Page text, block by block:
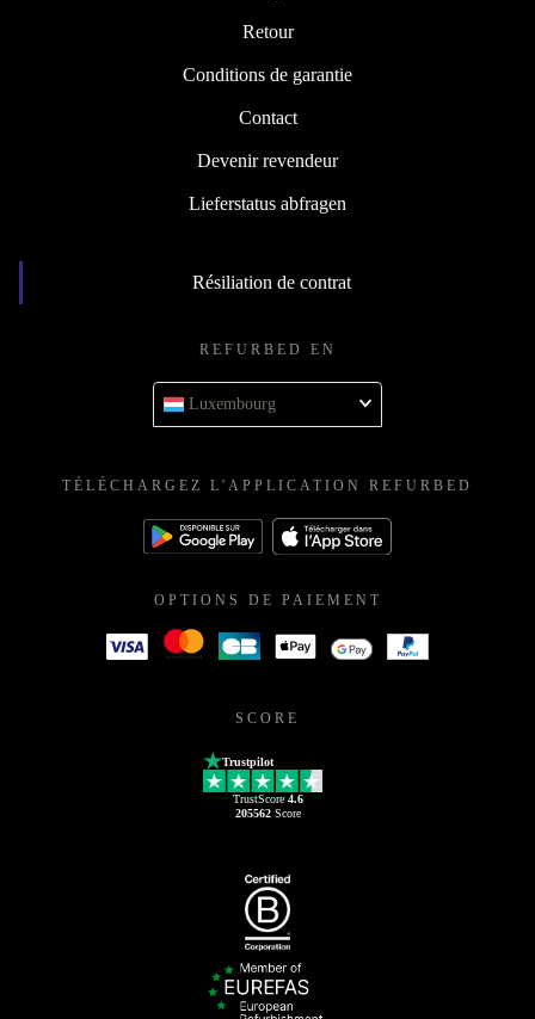
Retour
Conditions de garantie
Contact
Devenir revendeur
Lieferstatus abfragen
Résiliation de contrat
REFURBED EN
Luxembourg
TÉLÉCHARGEZ L'APPLICATION REFURBED
OPTIONS DE PAIEMENT
SCORE
Trustpilot
TrustScore 4.6
205562Score